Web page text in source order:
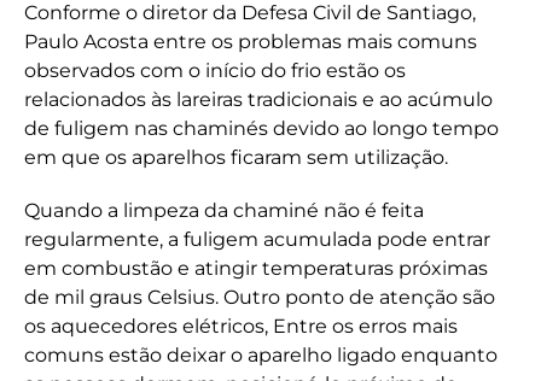
Conforme o diretor da Defesa Civil de Santiago,
Paulo Acosta entre os problemas mais comuns
observados com o início do frio estão os
relacionados às lareiras tradicionais e ao acúmulo
de fuligem nas chaminés devido ao longo tempo
em que os aparelhos ficaram sem utilização.
Quando a limpeza da chaminé não é feita
regularmente, a fuligem acumulada pode entrar
em combustão e atingir temperaturas próximas
de mil graus Celsius. Outro ponto de atenção são
os aquecedores elétricos, Entre os erros mais
comuns estão deixar o aparelho ligado enquanto